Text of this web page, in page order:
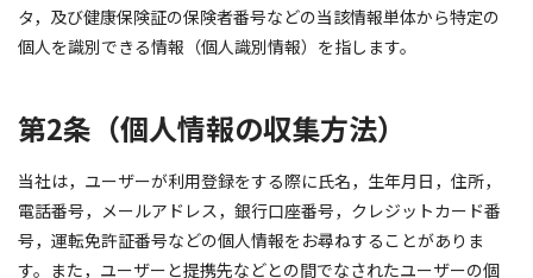
タ，及び健康保険証の保険者番号などの当該情報単体から特定の
個人を識別できる情報（個人識別情報）を指します。
第2条（個人情報の収集方法）
当社は，ユーザーが利用登録をする際に氏名，生年月日，住所，
電話番号，メールアドレス，銀行口座番号，クレジットカード番
号，運転免許証番号などの個人情報をお尋ねすることがありま
す。また，ユーザーと提携先などとの間でなされたユーザーの個